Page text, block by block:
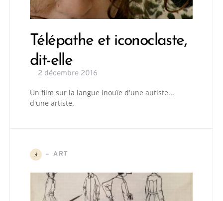
Télépathe et iconoclaste,
dit-elle
2 décembre 2016
Un film sur la langue inouïe d'une autiste...
d'une artiste.
A ART